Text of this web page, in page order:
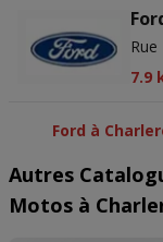
7.9
Ford à
Autres
Motos à